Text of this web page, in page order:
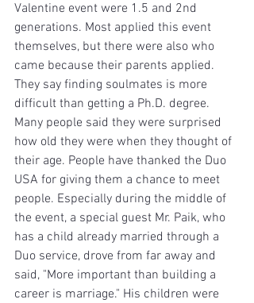
Valentine event were 1.5 and 2nd
generations. Most applied this event
themselves, but there were also who
came because their parents applied.
They say finding soulmates is more
difficult than getting a Ph.D. degree.
Many people said they were surprised
how old they were when they thought of
their age. People have thanked the Duo
USA for giving them a chance to meet
people. Especially during the middle of
the event, a special guest Mr. Paik, who
has a child already married through a
Duo service, drove from far away and
said, "More important than building a
career is marriage." His children were